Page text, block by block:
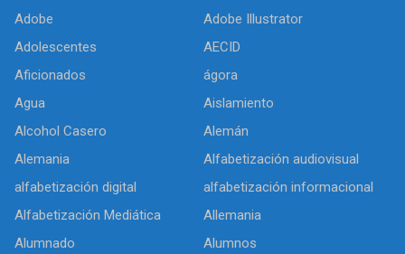
Adobe
Adobe Illustrator
Adolescentes
AECID
Aficionados
ágora
Agua
Aislamiento
Alcohol Casero
Alemán
Alemania
Alfabetización audiovisual
alfabetización digital
alfabetización informacional
Alfabetización Mediática
Allemania
Alumnado
Alumnos